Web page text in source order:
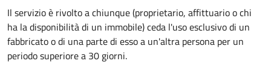
Il servizio è rivolto a chiunque (proprietario, affittuario o chi
ha la disponibilità di un immobile) ceda l'uso esclusivo di un
fabbricato o di una parte di esso a un'altra persona per un
periodo superiore a 30 giorni.